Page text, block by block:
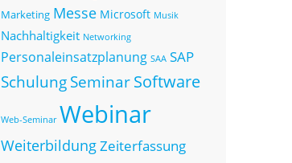
Marketing Messe Microsoft Musik
Nachhaltigkeit Networking
Personaleinsatzplanung SAA SAP
SchulungSeminarSoftware
Web-Seminar Webinar
WeiterbildungZeiterfassung